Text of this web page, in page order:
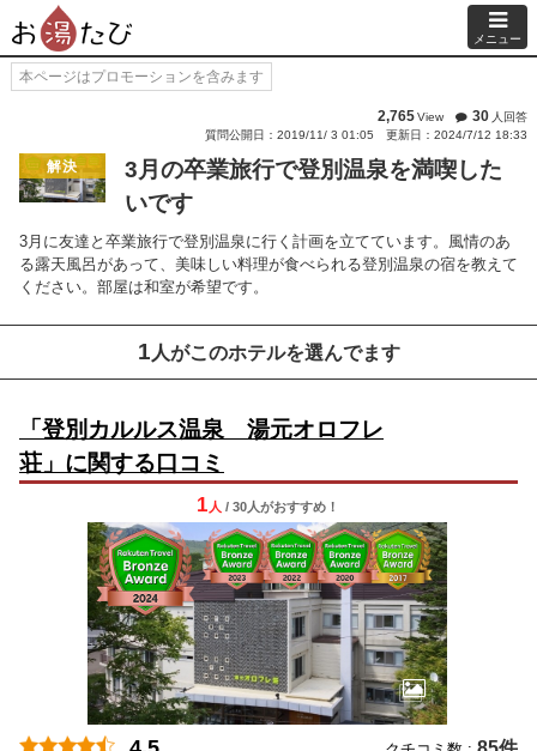
メニュー
本ページはプロモーションを含みます
2,765View 30 人回答
質問公開日：2019/11/ 3 01:05
更新日：2024/7/12 18:33
解決
3月の卒業旅行で登別温泉を満喫した
いです
3月に友達と卒業旅行で登別温泉に行く計画を立てています。風情のあ
る露天風呂があって、美味しい料理が食べられる登別温泉の宿を教えて
ください。部屋は和室が希望です。
1 人がこのホテルを選んでます
「登別カルルス温泉 湯元オロフレ
荘」に関する口コミ
1 人 / 30人がおすすめ！